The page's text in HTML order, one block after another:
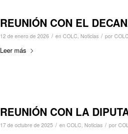
REUNIÓN CON EL
12 de enero de 2026 / en COLC, Noticias / por COLC
Leer más
REUNIÓN CON LA
17 de octubre de 2025 / en COLC, Noticias / por